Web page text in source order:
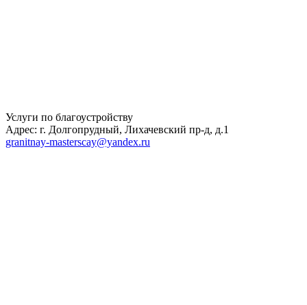
Услуги по благоустройству
Адрес: г. Долгопрудный, Лихачевский пр-д, д.1
granitnay-masterscay@yandex.ru